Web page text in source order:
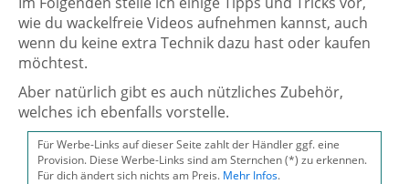
wie du wackelfreie Videos aufnehmen kannst, auch
wenn du keine extra Technik dazu hast oder kaufen
möchtest.
Aber natürlich gibt es auch nützliches Zubehör,
welches ich ebenfalls vorstelle.
Für Werbe-Links auf dieser Seite zahlt der Händler ggf. eine
Provision. Diese Werbe-Links sind am Sternchen (*) zu erkennen.
Für dich ändert sich nichts am Preis. Mehr Infos.